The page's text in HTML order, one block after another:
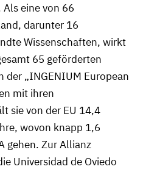
eine von 66
darunter 16
Wissenschaften, wirkt
65 geförderten
der „INGENIUM European
mit ihren
sie von der EU 14,4
wovon knapp 1,6
gehen. Zur Allianz
Universidad de Oviedo